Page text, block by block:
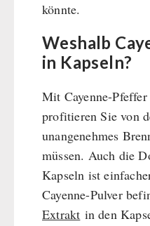
könnte.
Weshalb
in Kapseln?
Mit Cayenne-
profitieren Sie von
unangenehmes
müssen. Auch die
Kapseln ist
Cayenne-Pulver
Extrakt in den